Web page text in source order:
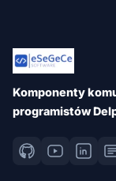
Komponenty
programistów